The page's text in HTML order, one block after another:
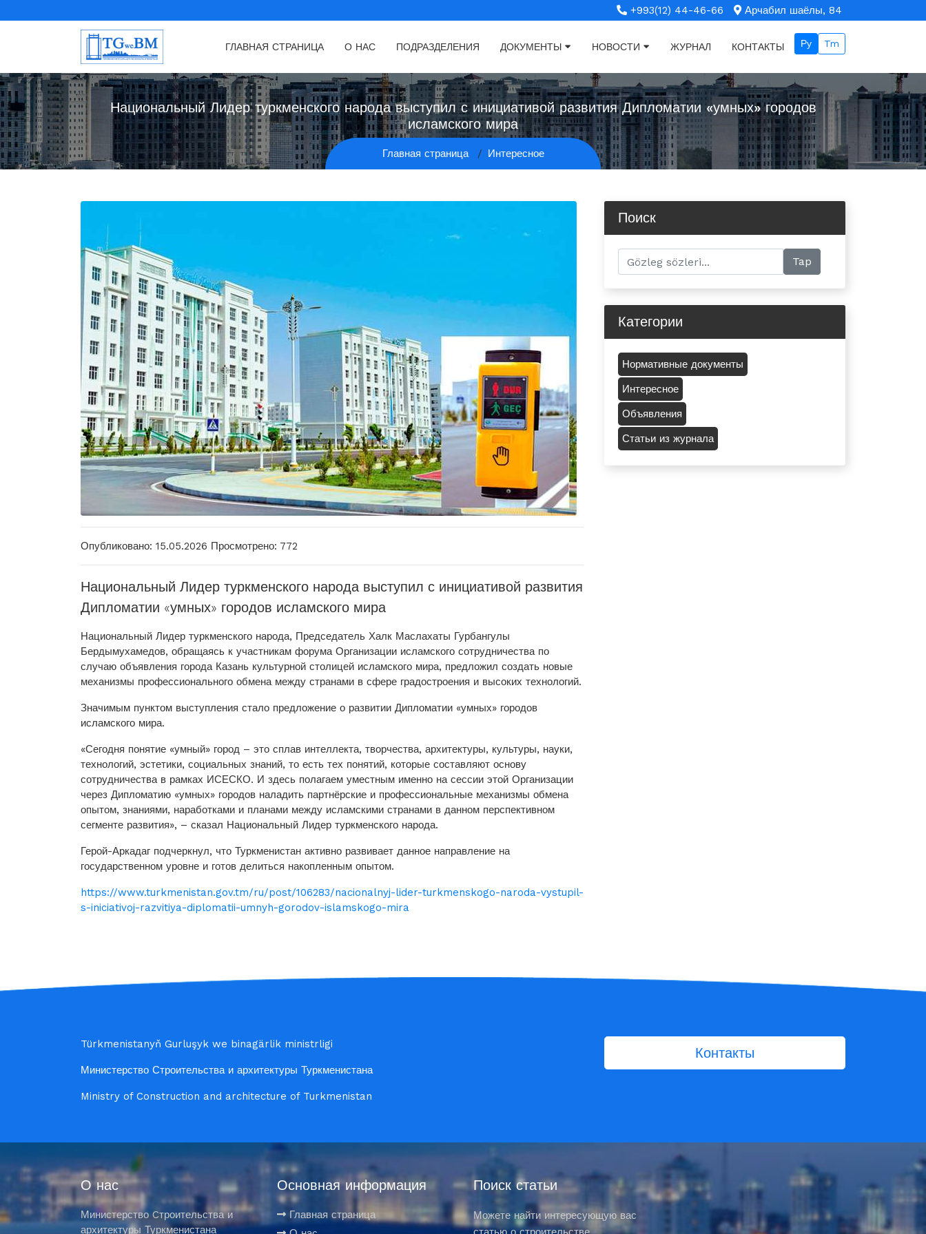
+993(12) 44-46-66 Арчабил шаёлы, 84
ГЛАВНАЯ СТРАНИЦА О НАС ПОДРАЗДЕЛЕНИЯ ДОКУМЕНТЫ НОВОСТИ ЖУРНАЛ КОНТАКТЫ Ру Tm
Национальный Лидер туркменского народа выступил с инициативой развития Дипломатии «умных» городов
исламского мира
Главная страница Интересное
Опубликовано: 15.05.2026 Просмотрено: 772
Национальный Лидер туркменского народа выступил с инициативой развития
Дипломатии «умных» городов исламского мира
Национальный Лидер туркменского народа, Председатель Халк Маслахаты Гурбангулы
Бердымухамедов, обращаясь к участникам форума Организации исламского сотрудничества по
случаю объявления города Казань культурной столицей исламского мира, предложил создать новые
механизмы профессионального обмена между странами в сфере градостроения и высоких технологий.
Значимым пунктом выступления стало предложение о развитии Дипломатии «умных» городов
исламского мира.
«Сегодня понятие «умный» город – это сплав интеллекта, творчества, архитектуры, культуры, науки,
технологий, эстетики, социальных знаний, то есть тех понятий, которые составляют основу
сотрудничества в рамках ИСЕСКО. И здесь полагаем уместным именно на сессии этой Организации
через Дипломатию «умных» городов наладить партнёрские и профессиональные механизмы обмена
опытом, знаниями, наработками и планами между исламскими странами в данном перспективном
сегменте развития», – сказал Национальный Лидер туркменского народа.
Герой-Аркадаг подчеркнул, что Туркменистан активно развивает данное направление на
государственном уровне и готов делиться накопленным опытом.
https://www.turkmenistan.gov.tm/ru/post/106283/nacionalnyj-lider-turkmenskogo-naroda-vystupil-
s-iniciativoj-razvitiya-diplomatii-umnyh-gorodov-islamskogo-mira
Поиск
Категории
Нормативные документы
Интересное
Объявления
Статьи из журнала
Türkmenistanyň Gurluşyk we binagärlik ministrligi
Министерство Строительства и архитектуры Туркменистана
Ministry of Construction and architecture of Turkmenistan
Контакты
О нас
Министерство Cтроительства и
архитектуры Туркменистана
Основная информация
Главная страница
Поиск статьи
Можете найти интересующую вас